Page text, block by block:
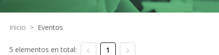
Inicio > Eventos
5 elementos en total: 1